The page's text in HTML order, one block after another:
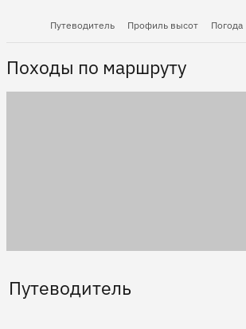
Путеводитель Профиль высот Погода
Походы по маршруту
Путеводитель